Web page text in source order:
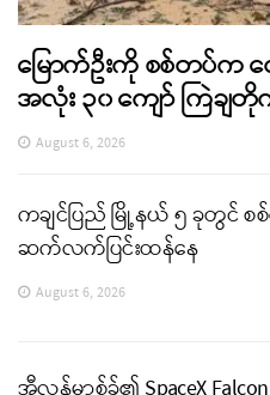
မြောက်ဦးကို စစ်တပ်က
အလုံး ၃၀ ကျော် ကြဲချ
August 6, 2026
ကချင်ပြည် မြို့နယ် ၅ ခုတွင် စစ်
ဆက်လက်ပြင်းထန်နေ
August 6, 2026